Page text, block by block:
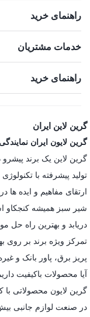
راهنمای خرید
خدمات مشتریان
راهنمای خرید
گرین لاین ایران
گرین لایون ایران
گرین لاین یک برند
تولید پیشرفته با
شیر سبز همیشه کنجکاو
دریابد و بهترین راه حل
تمرکز ویژه برند بر روی
پریز برق، پاور بانک و
آیا محصولات باکیفیت
گرین لایون محصولاتی با
در صنعت لوازم جانبی